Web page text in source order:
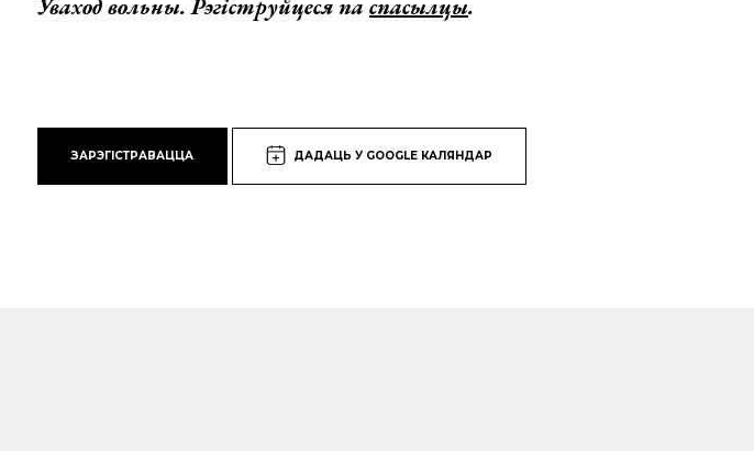
Уваход вольны. Рэгіструйцеся па спасылцы.
ЗАРЭГІСТРАВАЦЦА ДАДАЦЬ У GOOGLE КАЛЯНДАР